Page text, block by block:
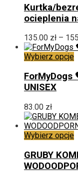
na
Kurtka/
ocieplenia
135.00 zł –
Wybierz opcje
ForMyDogs
UNISEX
83.00 zł
Wybierz opcje
GRUBY